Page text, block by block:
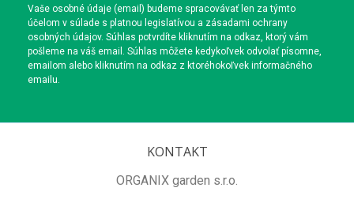
Vaše osobné údaje (email) budeme spracovávať len za týmto
účelom v súlade s platnou legislatívou a zásadami ochrany
osobných údajov. Súhlas potvrdíte kliknutím na odkaz, ktorý vám
pošleme na váš email. Súhlas môžete kedykoľvek odvolať písomne,
emailom alebo kliknutím na odkaz z ktoréhokoľvek informačného
emailu.
KONTAKT
ORGANIX garden s.r.o.